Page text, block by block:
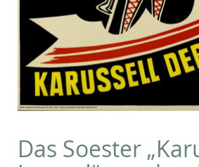
Das Soester